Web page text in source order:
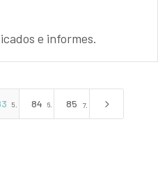
e informes.
84 85 5